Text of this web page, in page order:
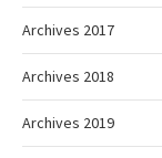
Archives 2017
Archives 2018
Archives 2019